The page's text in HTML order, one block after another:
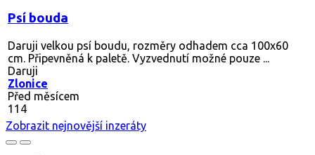
Psí bouda
Daruji velkou psí boudu, rozměry odhadem cca 100x60
cm. Připevněná k paletě. Vyzvednutí možné pouze ...
Daruji
Zlonice
Před měsícem
114
Zobrazit nejnovější inzeráty